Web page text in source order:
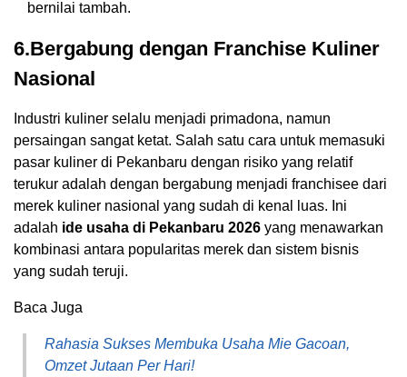
bernilai tambah.
6.Bergabung dengan Franchise Kuliner
Nasional
Industri kuliner selalu menjadi primadona, namun
persaingan sangat ketat. Salah satu cara untuk memasuki
pasar kuliner di Pekanbaru dengan risiko yang relatif
terukur adalah dengan bergabung menjadi franchisee dari
merek kuliner nasional yang sudah di kenal luas. Ini
adalah ide usaha di Pekanbaru 2026 yang menawarkan
kombinasi antara popularitas merek dan sistem bisnis
yang sudah teruji.
Baca Juga
Rahasia Sukses Membuka Usaha Mie Gacoan,
Omzet Jutaan Per Hari!